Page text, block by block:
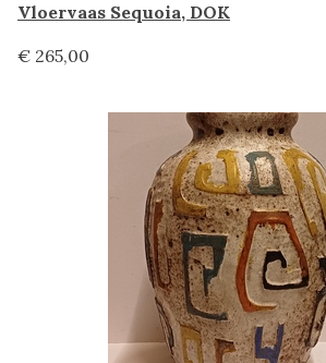
Vloervaas Sequoia, DOK
€ 265,00